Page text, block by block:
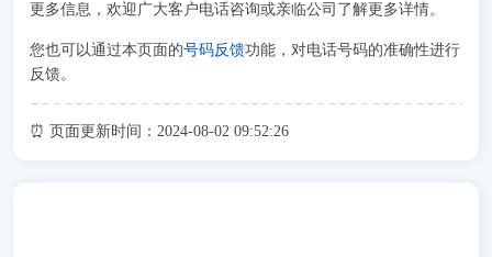
更多信息，欢迎广大客户电话咨询或亲临公司了解更多详情。
您也可以通过本页面的号码反馈功能，对电话号码的准确性进行
反馈。
⏰ 页面更新时间：2024-08-02 09:52:26